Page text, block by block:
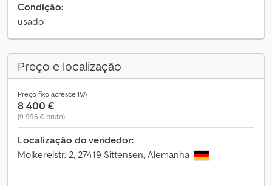
Condição:
usado
Preço e localização
Preço fixo acresce IVA
8 400 €
(9 996 € bruto)
Localização do vendedor:
Molkereistr. 2, 27419 Sittensen, Alemanha